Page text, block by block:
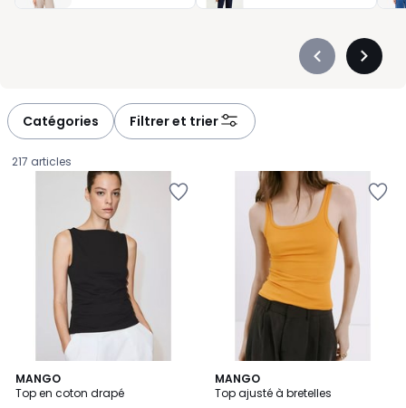
Précédent
Catégories Filtrer et trier
217 articles
MANGO
Top en coton drapé
3
Couleurs
MANGO
Top ajusté à bretelles
5
/
2
Couleurs